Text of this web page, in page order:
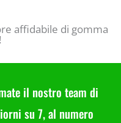
affidabile di gomma
il nostro team di
su 7, al numero